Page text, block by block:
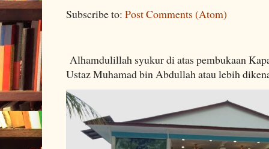
Subscribe to: Post Comments (Atom)
Alhamdulillah syukur di atas pembukaan
Ustaz Muhamad bin Abdullah atau lebih